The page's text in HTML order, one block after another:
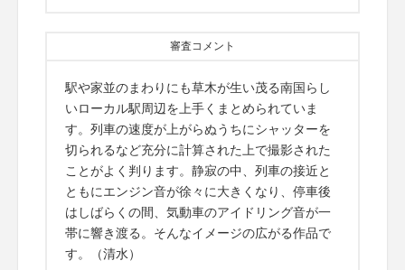
審査コメント
駅や家並のまわりにも草木が生い茂る南国らし
いローカル駅周辺を上手くまとめられていま
す。列車の速度が上がらぬうちにシャッターを
切られるなど充分に計算された上で撮影された
ことがよく判ります。静寂の中、列車の接近と
ともにエンジン音が徐々に大きくなり、停車後
はしばらくの間、気動車のアイドリング音が一
帯に響き渡る。そんなイメージの広がる作品で
す。（清水）